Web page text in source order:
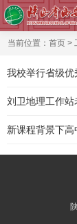
首页
工作动态
工作站概
资源共享
工作室成
当前位置：首页 >
我校举行省级
刘卫地理工作
新课程背景下